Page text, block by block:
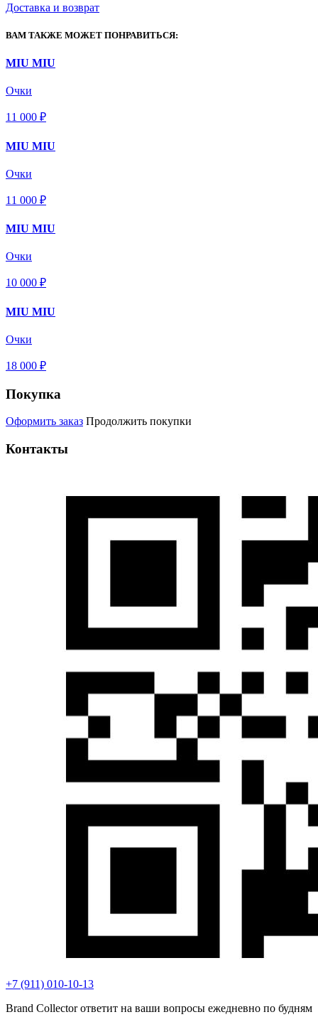
Доставка и возврат
ВАМ ТАКЖЕ МОЖЕТ ПОНРАВИТЬСЯ:
MIU MIU
Очки
11 000 ₽
MIU MIU
Очки
11 000 ₽
MIU MIU
Очки
10 000 ₽
MIU MIU
Очки
18 000 ₽
Покупка
Оформить заказ Продолжить покупки
Контакты
+7 (911) 010-10-13
Brand Collector ответит на ваши вопросы ежедневно по будням